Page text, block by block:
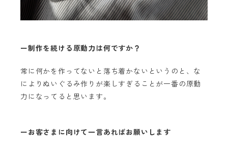
ー制作を続ける原動力は何ですか？
常に何かを作ってないと落ち着かないというのと、な
によりぬいぐるみ作りが楽しすぎることが一番の原動
力になってると思います。
ーお客さまに向けて一言あればお願いします